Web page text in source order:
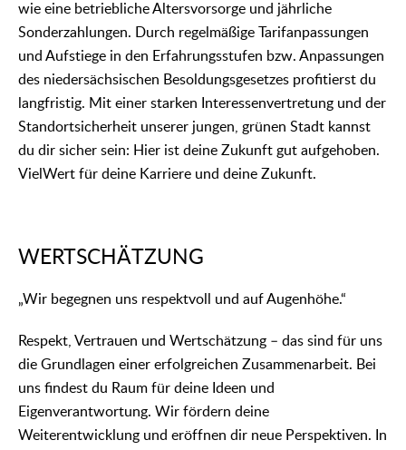
wie eine betriebliche Altersvorsorge und jährliche
Sonderzahlungen. Durch regelmäßige Tarifanpassungen
und Aufstiege in den Erfahrungsstufen bzw. Anpassungen
des niedersächsischen Besoldungsgesetzes profitierst du
langfristig. Mit einer starken Interessenvertretung und der
Standortsicherheit unserer jungen, grünen Stadt kannst
du dir sicher sein: Hier ist deine Zukunft gut aufgehoben.
VielWert für deine Karriere und deine Zukunft.
WERTSCHÄTZUNG
„Wir begegnen uns respektvoll und auf Augenhöhe.“
Respekt, Vertrauen und Wertschätzung – das sind für uns
die Grundlagen einer erfolgreichen Zusammenarbeit. Bei
uns findest du Raum für deine Ideen und
Eigenverantwortung. Wir fördern deine
Weiterentwicklung und eröffnen dir neue Perspektiven. In